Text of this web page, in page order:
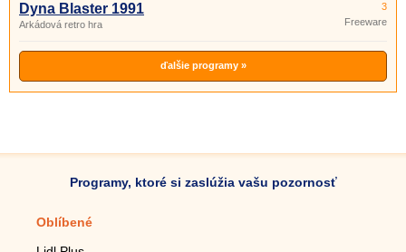
Dyna Blaster 1991
Arkádová retro hra
3
Freeware
ďalšie programy »
Programy, ktoré si zaslúžia vašu pozornosť
Oblíbené